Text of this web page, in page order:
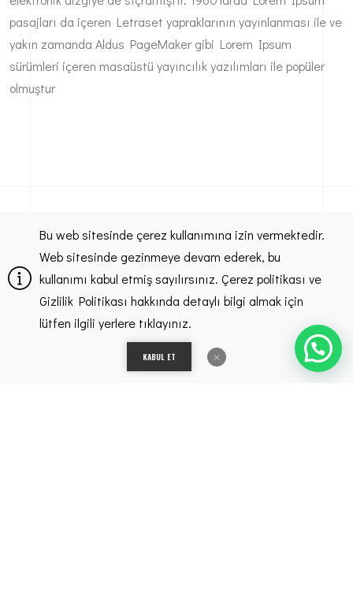
Bu web sitesinde çerez kullanımına izin vermektedir.
Web sitesinde gezinmeye devam ederek, bu
kullanımı kabul etmiş sayılırsınız. Çerez politikası ve
Gizlilik Politikası hakkında detaylı bilgi almak için
lütfen ilgili yerlere tıklayınız.
KABUL ET
pasajları da içeren Letraset yapraklarının yayınlanması ile ve
yakın zamanda Aldus PageMaker gibi Lorem Ipsum
sürümleri içeren masaüstü yayıncılık yazılımları ile popüler
olmuştur
Telefon
0850 850 85 85
E-mail
info@sengunmimarlik.com